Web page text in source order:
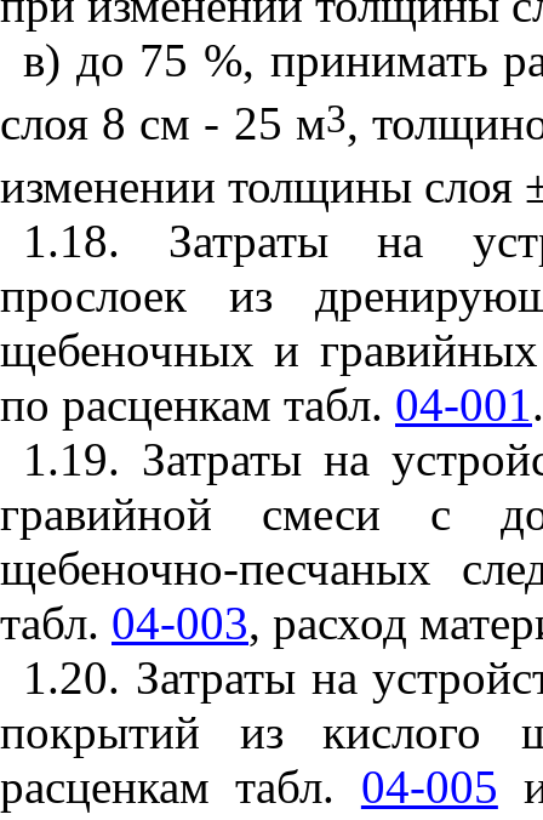
в) до 75 %, принимать
слоя 8 см - 25 м3,
изменении толщины слоя
1.18. Затраты на
прослоек из
щебеночных и гравийных
по расценкам табл. 04-001.
1.19. Затраты на
гравийной смеси с
щебеночно-песчаных
табл. 04-003, расход
1.20. Затраты на
покрытий из кислого
расценкам табл. 04-005